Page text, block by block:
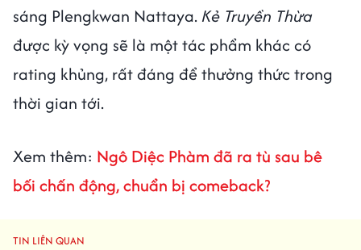
sáng Plengkwan Nattaya. Kẻ Truyền Thừa
được kỳ vọng sẽ là một tác phẩm khác có
rating khủng, rất đáng để thưởng thức trong
thời gian tới.
Xem thêm: Ngô Diệc Phàm đã ra tù sau bê
bối chấn động, chuẩn bị comeback?
TIN LIÊN QUAN